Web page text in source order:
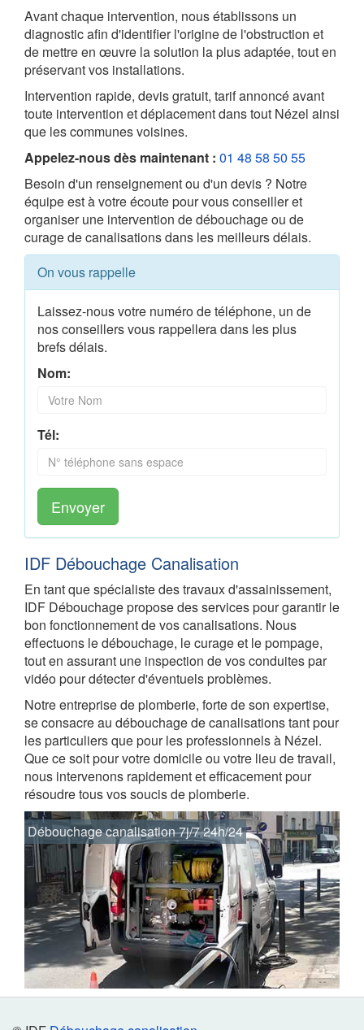
Avant chaque intervention, nous établissons un
diagnostic afin d'identifier l'origine de l'obstruction et
de mettre en œuvre la solution la plus adaptée, tout en
préservant vos installations.
Intervention rapide, devis gratuit, tarif annoncé avant
toute intervention et déplacement dans tout Nézel ainsi
que les communes voisines.
Appelez-nous dès maintenant : 01 48 58 50 55
Besoin d'un renseignement ou d'un devis ? Notre
équipe est à votre écoute pour vous conseiller et
organiser une intervention de débouchage ou de
curage de canalisations dans les meilleurs délais.
On vous rappelle
Laissez-nous votre numéro de téléphone, un de
nos conseillers vous rappellera dans les plus
brefs délais.
Nom:
Tél:
Envoyer
IDF Débouchage Canalisation
En tant que spécialiste des travaux d'assainissement,
IDF Débouchage propose des services pour garantir le
bon fonctionnement de vos canalisations. Nous
effectuons le débouchage, le curage et le pompage,
tout en assurant une inspection de vos conduites par
vidéo pour détecter d'éventuels problèmes.
Notre entreprise de plomberie, forte de son expertise,
se consacre au débouchage de canalisations tant pour
les particuliers que pour les professionnels à Nézel.
Que ce soit pour votre domicile ou votre lieu de travail,
nous intervenons rapidement et efficacement pour
résoudre tous vos soucis de plomberie.
Débouchage canalisation 7j/7 24h/24